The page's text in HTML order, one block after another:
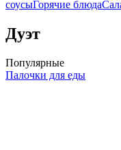
соусыГорячие блюда
Дуэт
Популярные
Палочки для еды